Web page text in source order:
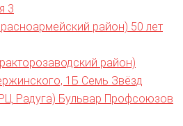
3
район) 50 лет
район)
1Б Семь Звёзд
Радуга) Бульвар Профсоюзов